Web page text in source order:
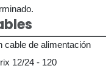
cable de alimentación
12/24 - 120